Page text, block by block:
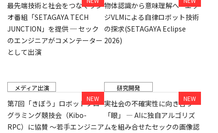
メディア出演
最先端技術と社会をつなぐラジ
オ番組「SETAGAYA TECH
JUNCTION」を提供 ─ セック
のエンジニアがコメンテーター
として出演
研究開発
物体認識から意味理解へ - エッ
ジVLMによる自律ロボット技術
の探求(SETAGAYA Eclipse
2026)
第7回「きぼう」ロボットプロ
グラミング競技会（Kibo-
RPC）に協賛 ～若手エンジニア
実社会の不確実性に向き合う
「眼」 ― AIに独自アルゴリズ
ムを組み合せたセックの画像認